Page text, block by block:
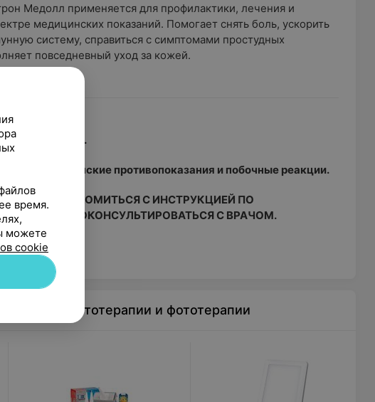
Медолл применяется для профилактики, лечения и
медицинских показаний. Помогает снять боль, ускорить
систему, справиться с симптомами простудных
повседневный уход за кожей.
назначения.
медицинские противопоказания и побочные реакции.
ОЗНАКОМИТЬСЯ С ИНСТРУКЦИЕЙ ПО
И (ИЛИ) ПРОКОНСУЛЬТИРОВАТЬСЯ С ВРАЧОМ.
светотерапии и фототерапии
время.
можете
cookie